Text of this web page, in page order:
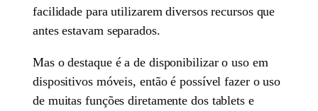
facilidade para utilizarem diversos recursos que
antes estavam separados.
Mas o destaque é a de disponibilizar o uso em
dispositivos móveis, então é possível fazer o uso
de muitas funções diretamente dos tablets e